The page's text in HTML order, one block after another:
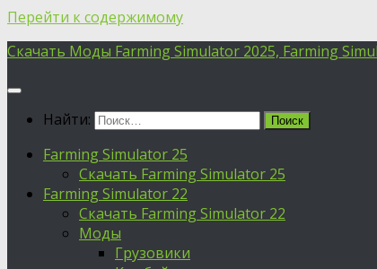
Перейти к содержимому
Скачать Моды Farming Simulator 2025, Farming
Найти:
Farming Simulator 25
Скачать Farming Simulator 25
Farming Simulator 22
Скачать Farming Simulator 22
Моды
Грузовики